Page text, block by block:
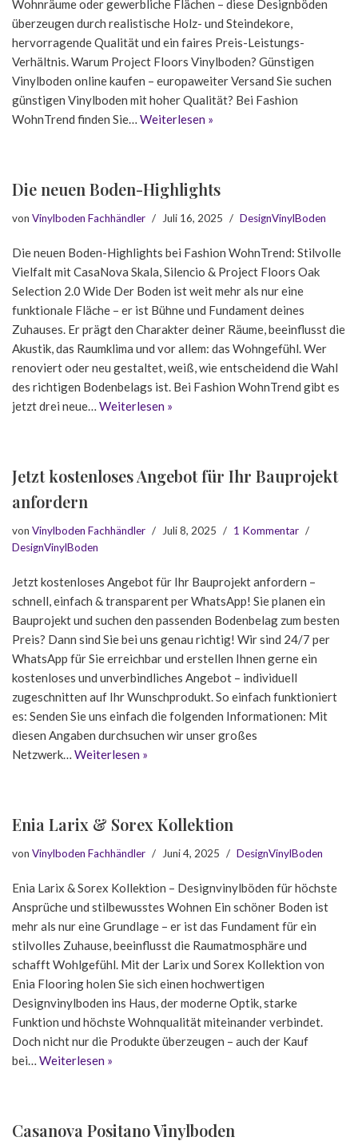
Wohnräume oder gewerbliche Flächen – diese Designböden
überzeugen durch realistische Holz- und Steindekore,
hervorragende Qualität und ein faires Preis-Leistungs-
Verhältnis. Warum Project Floors Vinylboden? Günstigen
Vinylboden online kaufen – europaweiter Versand Sie suchen
günstigen Vinylboden mit hoher Qualität? Bei Fashion
WohnTrend finden Sie… Weiterlesen »
Die neuen Boden-Highlights
von Vinylboden Fachhändler Juli 16, 2025 DesignVinylBoden
Die neuen Boden-Highlights bei Fashion WohnTrend: Stilvolle
Vielfalt mit CasaNova Skala, Silencio & Project Floors Oak
Selection 2.0 Wide Der Boden ist weit mehr als nur eine
funktionale Fläche – er ist Bühne und Fundament deines
Zuhauses. Er prägt den Charakter deiner Räume, beeinflusst die
Akustik, das Raumklima und vor allem: das Wohngefühl. Wer
renoviert oder neu gestaltet, weiß, wie entscheidend die Wahl
des richtigen Bodenbelags ist. Bei Fashion WohnTrend gibt es
jetzt drei neue… Weiterlesen »
Jetzt kostenloses Angebot für Ihr Bauprojekt
anfordern
von Vinylboden Fachhändler Juli 8, 2025
1 Kommentar
DesignVinylBoden
Jetzt kostenloses Angebot für Ihr Bauprojekt anfordern –
schnell, einfach & transparent per WhatsApp! Sie planen ein
Bauprojekt und suchen den passenden Bodenbelag zum besten
Preis? Dann sind Sie bei uns genau richtig! Wir sind 24/7 per
WhatsApp für Sie erreichbar und erstellen Ihnen gerne ein
kostenloses und unverbindliches Angebot – individuell
zugeschnitten auf Ihr Wunschprodukt. So einfach funktioniert
es: Senden Sie uns einfach die folgenden Informationen: Mit
diesen Angaben durchsuchen wir unser großes
Netzwerk… Weiterlesen »
Enia Larix & Sorex Kollektion
von Vinylboden Fachhändler Juni 4, 2025 DesignVinylBoden
Enia Larix & Sorex Kollektion – Designvinylböden für höchste
Ansprüche und stilbewusstes Wohnen Ein schöner Boden ist
mehr als nur eine Grundlage – er ist das Fundament für ein
stilvolles Zuhause, beeinflusst die Raumatmosphäre und
schafft Wohlgefühl. Mit der Larix und Sorex Kollektion von
Enia Flooring holen Sie sich einen hochwertigen
Designvinylboden ins Haus, der moderne Optik, starke
Funktion und höchste Wohnqualität miteinander verbindet.
Doch nicht nur die Produkte überzeugen – auch der Kauf
bei… Weiterlesen »
Casanova Positano Vinylboden